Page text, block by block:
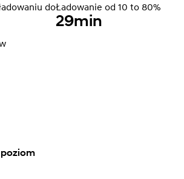
doŁadowanie od 10 to 80%
29min